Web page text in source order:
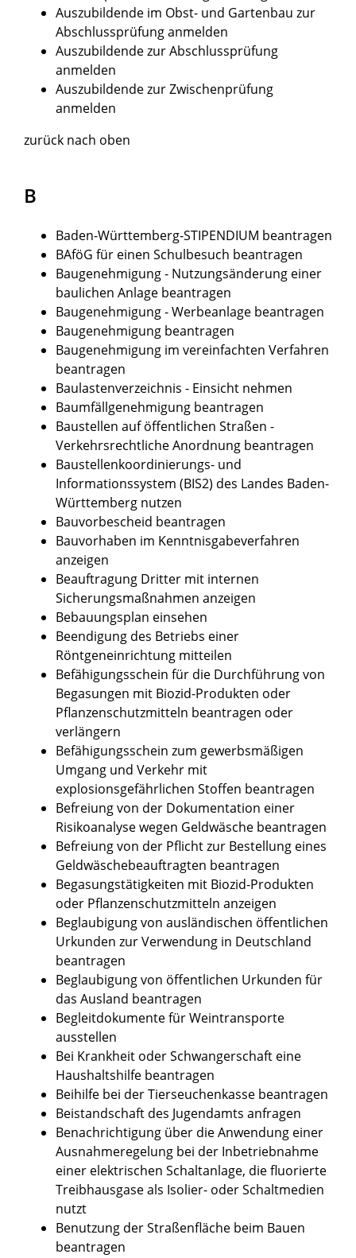
Auszubildende im Obst- und Gartenbau zur
Abschlussprüfung anmelden
Auszubildende zur Abschlussprüfung
anmelden
Auszubildende zur Zwischenprüfung
anmelden
zurück nach oben
B
Baden-Württemberg-STIPENDIUM beantragen
BAföG für einen Schulbesuch beantragen
Baugenehmigung - Nutzungsänderung einer
baulichen Anlage beantragen
Baugenehmigung - Werbeanlage beantragen
Baugenehmigung beantragen
Baugenehmigung im vereinfachten Verfahren
beantragen
Baulastenverzeichnis - Einsicht nehmen
Baumfällgenehmigung beantragen
Baustellen auf öffentlichen Straßen -
Verkehrsrechtliche Anordnung beantragen
Baustellenkoordinierungs- und
Informationssystem (BIS2) des Landes Baden-
Württemberg nutzen
Bauvorbescheid beantragen
Bauvorhaben im Kenntnisgabeverfahren
anzeigen
Beauftragung Dritter mit internen
Sicherungsmaßnahmen anzeigen
Bebauungsplan einsehen
Beendigung des Betriebs einer
Röntgeneinrichtung mitteilen
Befähigungsschein für die Durchführung von
Begasungen mit Biozid-Produkten oder
Pflanzenschutzmitteln beantragen oder
verlängern
Befähigungsschein zum gewerbsmäßigen
Umgang und Verkehr mit
explosionsgefährlichen Stoffen beantragen
Befreiung von der Dokumentation einer
Risikoanalyse wegen Geldwäsche beantragen
Befreiung von der Pflicht zur Bestellung eines
Geldwäschebeauftragten beantragen
Begasungstätigkeiten mit Biozid-Produkten
oder Pflanzenschutzmitteln anzeigen
Beglaubigung von ausländischen öffentlichen
Urkunden zur Verwendung in Deutschland
beantragen
Beglaubigung von öffentlichen Urkunden für
das Ausland beantragen
Begleitdokumente für Weintransporte
ausstellen
Bei Krankheit oder Schwangerschaft eine
Haushaltshilfe beantragen
Beihilfe bei der Tierseuchenkasse beantragen
Beistandschaft des Jugendamts anfragen
Benachrichtigung über die Anwendung einer
Ausnahmeregelung bei der Inbetriebnahme
einer elektrischen Schaltanlage, die fluorierte
Treibhausgase als Isolier- oder Schaltmedien
nutzt
Benutzung der Straßenfläche beim Bauen
beantragen